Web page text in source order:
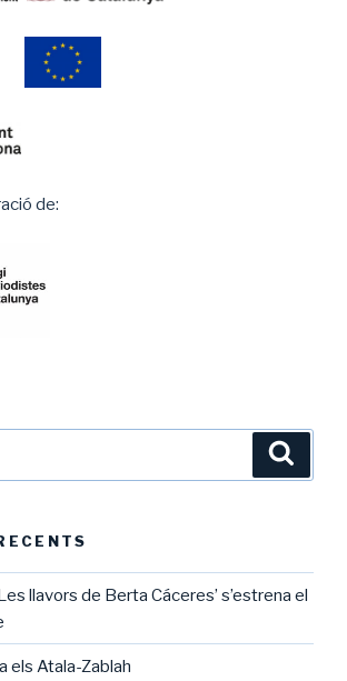
de:
llavors de Berta Cáceres’ s’estrena el
els Atala-Zablah